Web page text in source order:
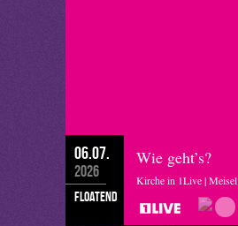
06.07.
2026
floatend
Wie geht’s?
Kirche in 1Live | Meisel